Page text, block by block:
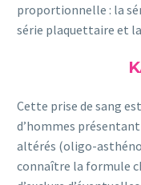
proportionnelle : la
série plaquettaire et
Cette prise de sang
d’hommes
altérés (oligo-
connaître la formule